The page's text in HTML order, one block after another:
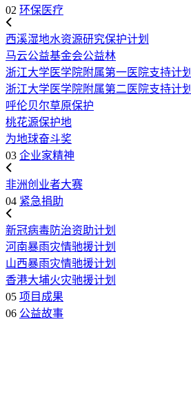
02 环保医疗
西溪湿地水资源研究保护计划
马云公益基金会公益林
浙江大学医学院附属第一医院支持计划
浙江大学医学院附属第二医院支持计划
呼伦贝尔草原保护
桃花源保护地
为地球奋斗奖
03 企业家精神
非洲创业者大赛
04 紧急捐助
新冠病毒防治资助计划
河南暴雨灾情驰援计划
山西暴雨灾情驰援计划
香港大埔火灾驰援计划
05 项目成果
06 公益故事